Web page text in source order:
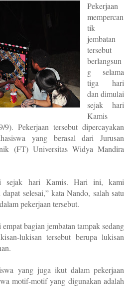
Pekerjaan
mempercan
tik
jembatan
tersebut
berlangsun
g selama
tiga hari
dan dimulai
sejak hari
Kamis
Pekerjaan tersebut dipercayakan
yang berasal dari Jurusan
(FT) Universitas Widya Mandira
sejak hari Kamis. Hari ini, kami
selesai,” kata Nando, salah satu
pekerjaan tersebut.
empat bagian jembatan tampak sedang
lukisan tersebut berupa lukisan
yang juga ikut dalam pekerjaan
motif-motif yang digunakan adalah